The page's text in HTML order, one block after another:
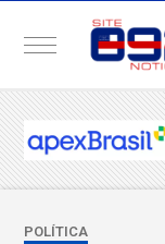
POLÍTICA